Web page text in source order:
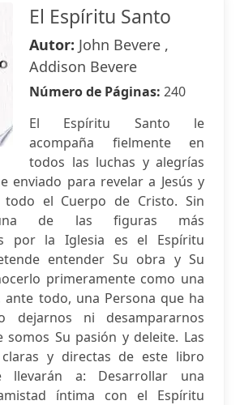
El Espíritu Santo
Autor: John Bevere ,
Addison Bevere
Número de Páginas: 240
El Espíritu Santo le
acompaña fielmente en
todos las luchas y alegrías
enviado para revelar a Jesús y
todo el Cuerpo de Cristo. Sin
de las figuras más
por la Iglesia es el Espíritu
entender Su obra y Su
primeramente como una
ante todo, una Persona que ha
dejarnos ni desampararnos
somos Su pasión y deleite. Las
claras y directas de este libro
llevarán a: Desarrollar una
íntima con el Espíritu